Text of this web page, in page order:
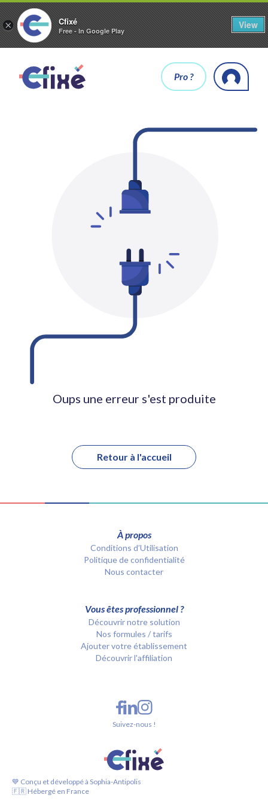
× Cfixé
Free - In Google Play
View
Pro ?
Oups une erreur s'est produite
Retour à l'accueil
À propos
Conditions d’Utilisation
Politique de confidentialité
Nous contacter
Vous êtes professionnel ?
Découvrir notre solution
Nos formules / tarifs
Ajouter votre établissement
Découvrir l'affiliation
💙 Conçu et développé à Sophia-Antipolis
🇫🇷 Hébergé en France
Suivez-nous !